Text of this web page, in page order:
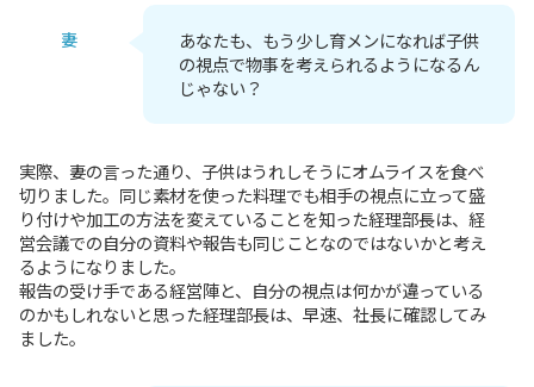
妻
あなたも、もう少し育メンになれば子供
の視点で物事を考えられるようになるん
じゃない？
実際、妻の言った通り、子供はうれしそうにオムライスを食べ
切りました。同じ素材を使った料理でも相手の視点に立って盛
り付けや加工の方法を変えていることを知った経理部長は、経
営会議での自分の資料や報告も同じことなのではないかと考え
るようになりました。
報告の受け手である経営陣と、自分の視点は何かが違っている
のかもしれないと思った経理部長は、早速、社長に確認してみ
ました。